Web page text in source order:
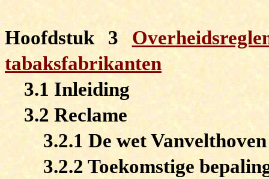
Hoofdstuk 3
tabaksfabrikanten
3.1 Inleiding
3.2 Reclame
3.2.1 De wet
3.2.2 Toekomstige